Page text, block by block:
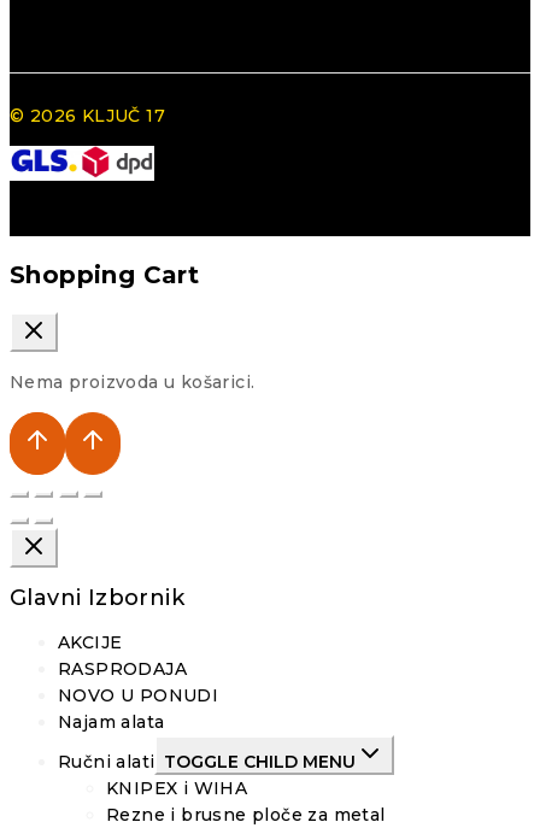
© 2026 KLJUČ 17
Shopping Cart
Nema proizvoda u košarici.
Glavni Izbornik
AKCIJE
RASPRODAJA
NOVO U PONUDI
Najam alata
Ručni alati TOGGLE CHILD MENU
KNIPEX i WIHA
Rezne i brusne ploče za metal